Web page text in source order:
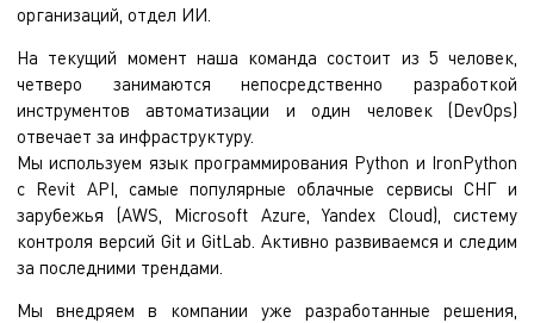
организаций, отдел ИИ.
На текущий момент наша команда состоит из 5 человек,
четверо занимаются непосредственно разработкой
инструментов автоматизации и один человек (DevOps)
отвечает за инфраструктуру.
Мы используем язык программирования Python и IronPython
с Revit API, самые популярные облачные сервисы СНГ и
зарубежья (AWS, Microsoft Azure, Yandex Cloud), систему
контроля версий Git и GitLab. Активно развиваемся и следим
за последними трендами.
Мы внедряем в компании уже разработанные решения,